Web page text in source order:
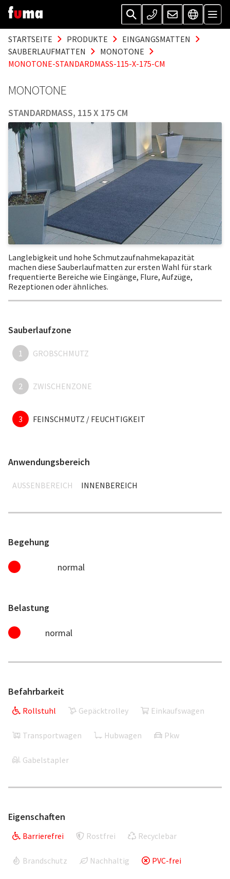
STARTSEITE PRODUKTE
EINGANGSMATTEN
SAUBERLAUFMATTEN
MONOTONE
MONOTONE-STANDARDMASS-115-X-175-CM
MONOTONE
STANDARDMASS, 115 X 175 CM
Langlebigkeit und hohe Schmutzaufnahmekapazität
machen diese Sauberlaufmatten zur ersten Wahl für stark
frequentierte Bereiche wie Eingänge, Flure, Aufzüge,
Rezeptionen oder ähnliches.
Sauberlaufzone
1 GROBSCHMUTZ
2 ZWISCHENZONE
3 FEINSCHMUTZ / FEUCHTIGKEIT
Anwendungsbereich
AUSSENBEREICH INNENBEREICH
Begehung
normal
Belastung
normal
Befahrbarkeit
Rollstuhl Gepäcktrolley Einkaufswagen
Transportwagen Hubwagen Pkw
Gabelstapler
Eigenschaften
Barrierefrei Rostfrei Recyclebar
Brandschutz Nachhaltig PVC-frei